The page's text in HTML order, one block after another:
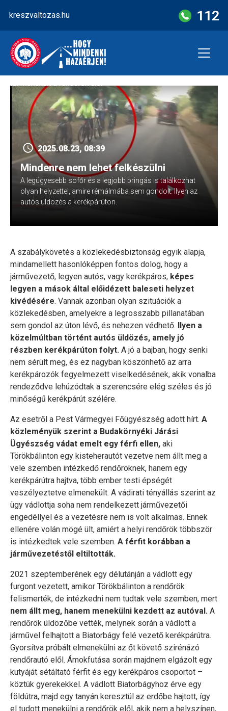
content
kreszvaltozas.hu 112
2025.08.23, 08:39
Mindenre nem lehet felkészülni
A legügyesebb sofőr és a legjobb bringás is találkozhat
olyan helyzettel, amire rémálmába sem gondolt. Ilyen az
autós üldözés a kerékpárúton.
A szabálykövetés a közlekedésbiztonság egyik alapja,
mindamellett hasonlóképpen fontos dolog, hogy a
járművezető, legyen autós, vagy kerékpáros, képes
legyen a mások által előidézett baleseti helyzet
kivédésére. Vannak azonban olyan szituációk a
közlekedésben, amelyekre a legrosszabb pillanatában
sem gondol az úton lévő, és nehezen védhető. Ilyen a
közelmúltban történt autós üldözés, amely jó
részben kerékpárúton folyt. A jó a bajban, hogy senki
nem sérült meg, és ez nagyban köszönhető az arra
kerékpározók fegyelmezett viselkedésének, akik vonalba
rendeződve lehúzódtak a szerencsére elég széles és jó
minőségű kerékpárút szélére.
Az esetről a Pest Vármegyei Főügyészség adott hírt. A
közleményük szerint a Budakörnyéki Járási
Ügyészség vádat emelt egy férfi ellen, aki
Törökbálinton egy kisteherautót vezetve nem állt meg a
vele szemben intézkedő rendőröknek, hanem egy
kerékpárútra hajtva, több ember testi épségét
veszélyeztetve elmenekült. A vádirati tényállás szerint az
ügy vádlottja soha nem rendelkezett járművezetői
engedéllyel és a vezetésre nem is volt alkalmas. Ennek
ellenére volán mögé ült, amiért a helyi rendőrök többször
is intézkedtek vele szemben. A férfit korábban a
járművezetéstől eltiltották.
2021 szeptemberének egy délutánján a vádlott egy
furgont vezetett, amikor Törökbálinton a rendőrök
felismerték, de intézkedni nem tudtak vele szemben, mert
nem állt meg, hanem menekülni kezdett az autóval. A
rendőrök üldözőbe vették, melynek során a vádlott a
járművel felhajtott a Biatorbágy felé vezető kerékpárútra.
Gyorsítva próbált elmenekülni az őt követő szirénázó
rendőrautó elől. Ámokfutása során majdnem elgázolt egy
kutyáját sétáltató férfit és egy kerékpáros csoportot –
köztük gyerekekkel. A vádlott Biatorbágyhoz érve egy
földútra, majd egy tanyán keresztül az erdőbe hajtott, így
el tudott menekülni a rendőrök elől, akik nem a helyszínen,